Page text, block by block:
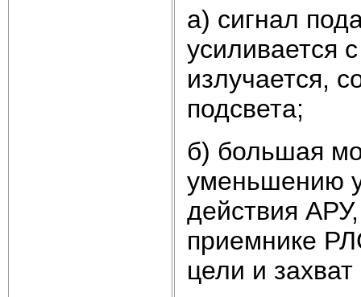
а) сигнал
усиливается
излучается,
подсвета;
б) большая
уменьшению
действия
приемнике
цели и